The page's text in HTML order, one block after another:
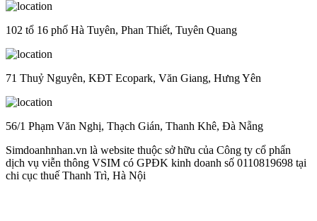
102 tổ 16 phố Hà Tuyên, Phan Thiết, Tuyên Quang
71 Thuỷ Nguyên, KĐT Ecopark, Văn Giang, Hưng Yên
56/1 Phạm Văn Nghị, Thạch Gián, Thanh Khê, Đà Nẵng
Simdoanhnhan.vn là website thuộc sở hữu của Công ty cổ phẩn
dịch vụ viễn thông VSIM có GPĐK kinh doanh số 0110819698 tại
chi cục thuế Thanh Trì, Hà Nội